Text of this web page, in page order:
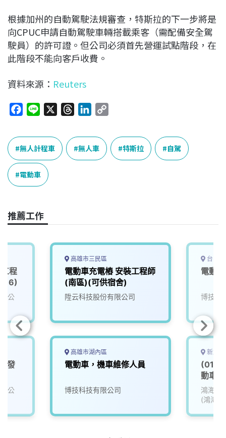
根據加州的自動駕駛法規審查，特斯拉的下一步將是
向CPUC申請自動駕駛車輛搭載乘客（需配備安全駕
駛員）的許可證。但公司必須首先營運試點階段，在
此階段不能向客戶收費。
資料來源： Reuters
c
e
b
o
o
n
e
r
e
a
n
k
e
y
無人計程車 無人車 特斯拉 自駕
電動車
推薦工作
程
公
發
公
高雄市三民區
電動車充電樁 安裝工程師
(南區)(可供宿舍)
陞云科技股份有限公司
高雄市湖內區
電動車，機車維修人員
博技科技有限公司
台中
電動
博技科
新北
(01)
動車
(EV)
鴻海精
(鴻海)